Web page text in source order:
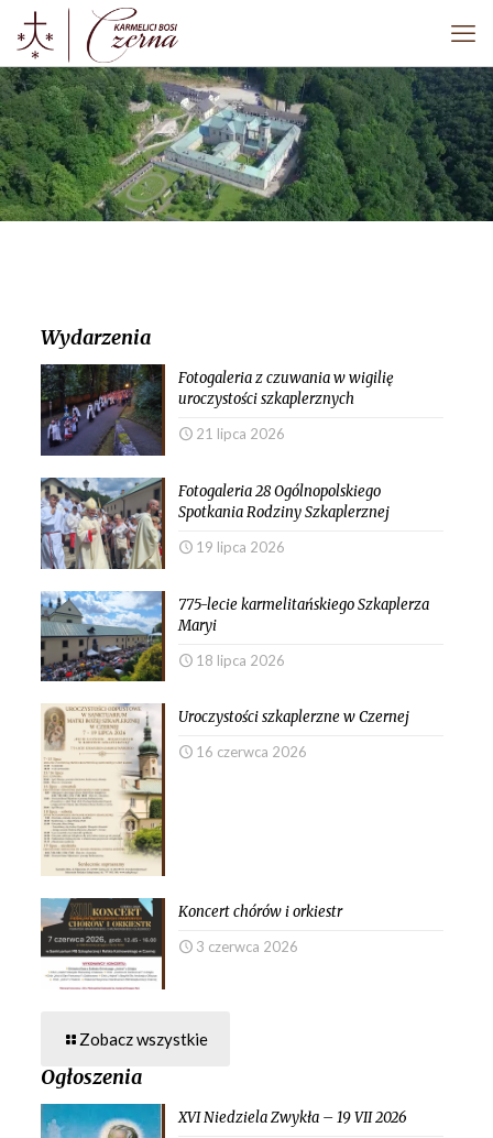
Wydarzenia
Fotogaleria z czuwania w wigilię
uroczystości szkaplerznych
21 lipca 2026
Fotogaleria 28 Ogólnopolskiego
Spotkania Rodziny Szkaplerznej
19 lipca 2026
775-lecie karmelitańskiego Szkaplerza
Maryi
18 lipca 2026
Uroczystości szkaplerzne w Czernej
16 czerwca 2026
Koncert chórów i orkiestr
3 czerwca 2026
Zobacz wszystkie
Ogłoszenia
XVI Niedziela Zwykła – 19 VII 2026